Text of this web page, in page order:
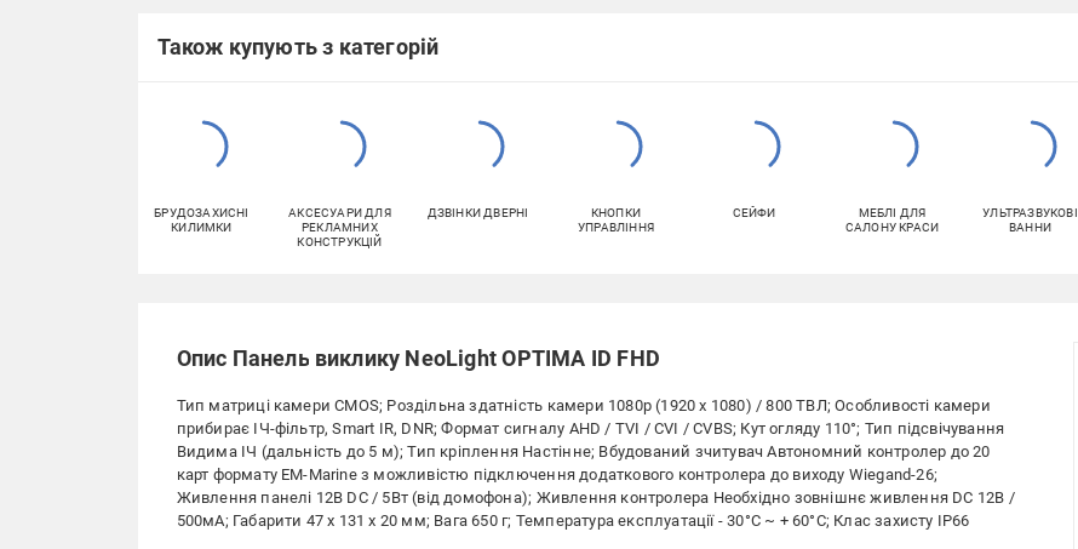
Також купують з категорій
БРУДОЗАХИСНІ
КИЛИМКИ
АКСЕСУАРИ ДЛЯ
РЕКЛАМНИХ
КОНСТРУКЦІЙ
ДЗВІНКИ ДВЕРНІ
КНОПКИ
УПРАВЛІННЯ
СЕЙФИ
МЕБЛІ ДЛЯ
САЛОНУ КРАСИ
УЛЬТРАЗВУКОВІ
ВАННИ
Опис Панель виклику NeoLight OPTIMA ID FHD
Тип матриці камери CMOS; Роздільна здатність камери 1080p (1920 х 1080) / 800 ТВЛ; Особливості камери
прибирає ІЧ-фільтр, Smart IR, DNR; Формат сигналу AHD / TVI / CVI / CVBS; Кут огляду 110°; Тип підсвічування
Видима ІЧ (дальність до 5 м); Тип кріплення Настінне; Вбудований зчитувач Автономний контролер до 20
карт формату EM-Marine з можливістю підключення додаткового контролера до виходу Wiegand-26;
Живлення панелі 12В DC / 5Вт (від домофона); Живлення контролера Необхідно зовнішнє живлення DC 12В /
500мА; Габарити 47 х 131 х 20 мм; Вага 650 г; Температура експлуатації - 30°С ~ + 60°С; Клас захисту IP66